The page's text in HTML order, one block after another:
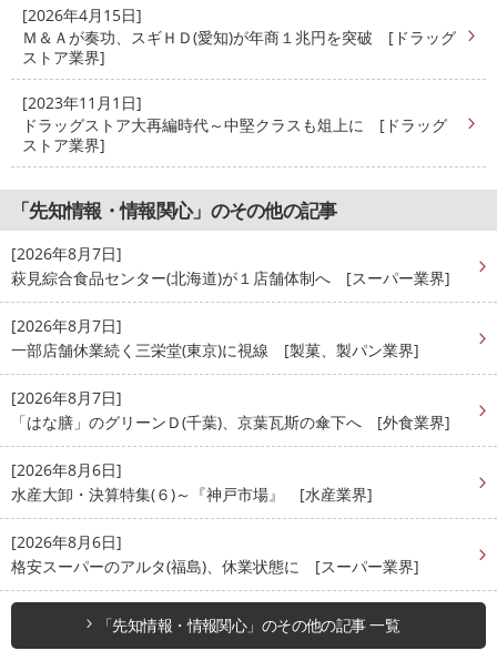
[2026年4月15日]
Ｍ＆Ａが奏功、スギＨＤ(愛知)が年商１兆円を突破 [ドラッグ
ストア業界]
[2023年11月1日]
ドラッグストア大再編時代～中堅クラスも俎上に [ドラッグ
ストア業界]
「先知情報・情報関心」のその他の記事
[2026年8月7日]
萩見綜合食品センター(北海道)が１店舗体制へ [スーパー業界]
[2026年8月7日]
一部店舗休業続く三栄堂(東京)に視線 [製菓、製パン業界]
[2026年8月7日]
「はな膳」のグリーンＤ(千葉)、京葉瓦斯の傘下へ [外食業界]
[2026年8月6日]
水産大卸・決算特集(６)～『神戸市場』 [水産業界]
[2026年8月6日]
格安スーパーのアルタ(福島)、休業状態に [スーパー業界]
「先知情報・情報関心」のその他の記事 一覧